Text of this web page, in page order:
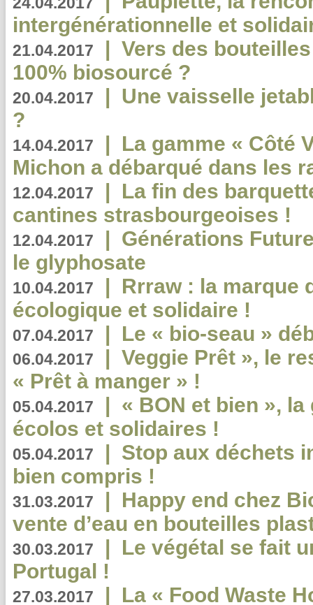
intergénérationnelle et
21.04.2017 | Vers des
100% biosourcé ?
20.04.2017 | Une vaisselle
?
14.04.2017 | La gamme « Côté
Michon a débarqué dans les
12.04.2017 | La fin des
cantines strasbourgeoises !
12.04.2017 | Générations
le glyphosate
10.04.2017 | Rrraw : la marque
écologique et solidaire !
07.04.2017 | Le « bio-seau »
06.04.2017 | Veggie Prêt », le
« Prêt à manger » !
05.04.2017 | « BON et bien »,
écolos et solidaires !
05.04.2017 | Stop aux déchets
bien compris !
31.03.2017 | Happy end chez
vente d’eau en bouteilles
30.03.2017 | Le végétal se fait
Portugal !
27.03.2017 | La « Food Waste